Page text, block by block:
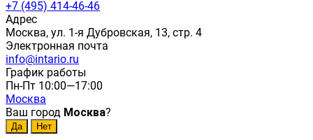
+7 (495) 414-46-46
Адрес
Москва, ул. 1-я Дубровская, 13, стр. 4
Электронная почта
info@intario.ru
График работы
Пн-Пт 10:00—17:00
Москва
Ваш город Москва?